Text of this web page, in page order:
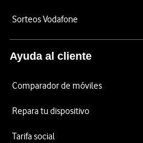
Sorteos Vodafone
Ayuda al cliente
Comparador de móviles
Repara tu dispositivo
Tarifa social